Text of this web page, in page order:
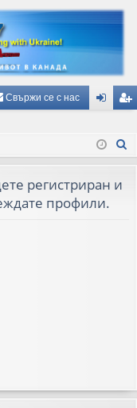
Свържи се с нас
з ис
ац
регистриран и
профили.